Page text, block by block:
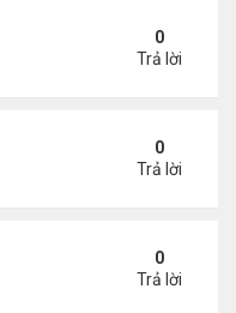
ở Mỹ
0
Trả lời
vì đe dọa đánh bom
0
Trả lời
gốc Việt bị Cảnh sát
0
Trả lời